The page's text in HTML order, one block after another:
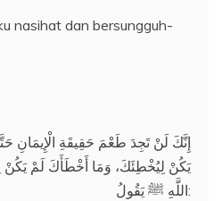
nasihat dan bersungguh-
إِنَّكَ لَنْ تَجِدَ طَعْمَ حَقِيقَةِ الْإِيمَانِ
يَكُنْ لِيُخْطِئَكَ، وَمَا أَخْطَأَكَ لَمْ
اللَّهِ ﷺ يَقُولُ: